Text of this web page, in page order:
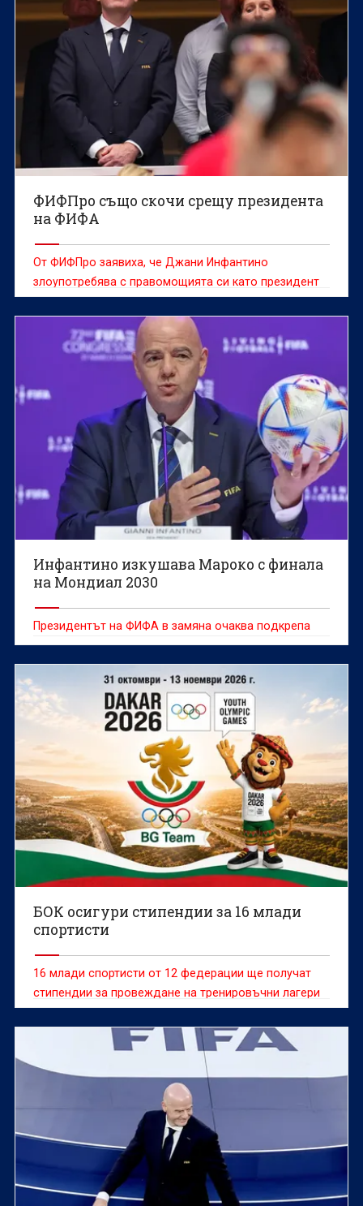
ФИФПро също скочи срещу президента
на ФИФА
От ФИФПро заявиха, че Джани Инфантино
злоупотребява с правомощията си като президент
на ФИФА
Инфантино изкушава Мароко с финала
на Мондиал 2030
Президентът на ФИФА в замяна очаква подкрепа
БОК осигури стипендии за 16 млади
спортисти
16 млади спортисти от 12 федерации ще получат
стипендии за провеждане на тренировъчни лагери
като част от програмата на МОК „Олимпийска
солидарност“.